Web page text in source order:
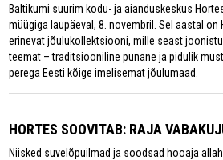
Baltikumi suurim kodu- ja aianduskeskus
müügiga laupäeval, 8. novembril. Sel aastal on
erinevat jõulukollektsiooni, mille seast
teemat – traditsiooniline punane ja pidulik
perega Eesti kõige imelisemat jõulumaad.
HORTES SOOVITAB: RAJA
Niisked suvelõpuilmad ja soodsad hooaja